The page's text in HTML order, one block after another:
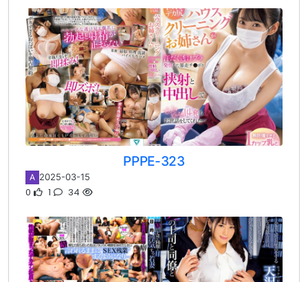
PPPE-323
A 2025-03-15
0 1 34